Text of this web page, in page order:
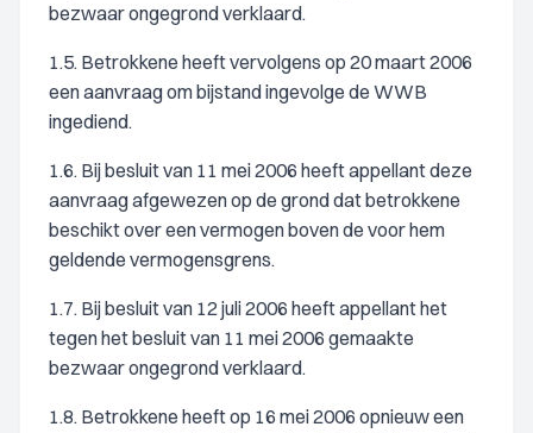
bezwaar ongegrond verklaard.
1.5. Betrokkene heeft vervolgens op 20 maart 2006
een aanvraag om bijstand ingevolge de WWB
ingediend.
1.6. Bij besluit van 11 mei 2006 heeft appellant deze
aanvraag afgewezen op de grond dat betrokkene
beschikt over een vermogen boven de voor hem
geldende vermogensgrens.
1.7. Bij besluit van 12 juli 2006 heeft appellant het
tegen het besluit van 11 mei 2006 gemaakte
bezwaar ongegrond verklaard.
1.8. Betrokkene heeft op 16 mei 2006 opnieuw een